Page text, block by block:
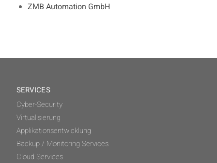
ZMB Automation GmbH
SERVICES
Cyber-Security
Virtualisierung
Applikationsentwicklung
Backup / Monitoring Services
Cloud Services